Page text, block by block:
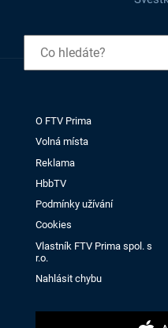
O FTV Prima
Volná místa
Reklama
HbbTV
Podmínky užívání
Cookies
Vlastník FTV Prima spol. s
r.o.
Nahlásit chybu